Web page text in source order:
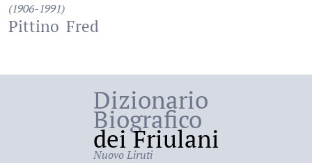
(1906-1991)
Pittino Fred
Dizionario
Biografico
dei Friulani
Nuovo Liruti